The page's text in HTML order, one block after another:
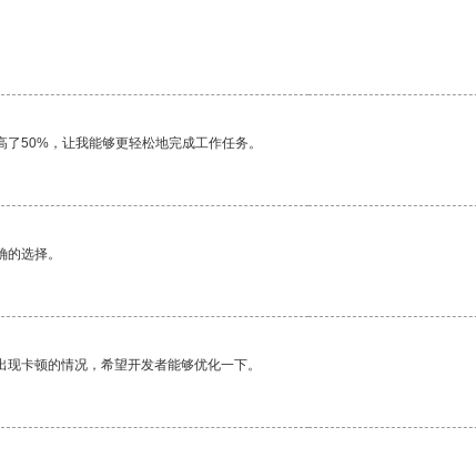
50%，让我能够更轻松地完成工作任务。
选择。
卡顿的情况，希望开发者能够优化一下。